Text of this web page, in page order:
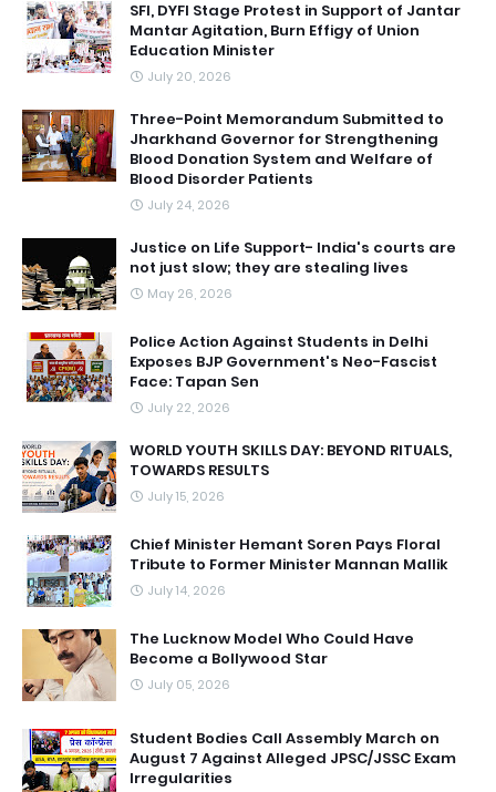
SFI, DYFI Stage Protest in Support of Jantar
Mantar Agitation, Burn Effigy of Union
Education Minister
July 20, 2026
Three-Point Memorandum Submitted to
Jharkhand Governor for Strengthening
Blood Donation System and Welfare of
Blood Disorder Patients
July 24, 2026
Justice on Life Support- India's courts are
not just slow; they are stealing lives
May 26, 2026
Police Action Against Students in Delhi
Exposes BJP Government's Neo-Fascist
Face: Tapan Sen
July 22, 2026
WORLD YOUTH SKILLS DAY: BEYOND RITUALS,
TOWARDS RESULTS
July 15, 2026
Chief Minister Hemant Soren Pays Floral
Tribute to Former Minister Mannan Mallik
July 14, 2026
The Lucknow Model Who Could Have
Become a Bollywood Star
July 05, 2026
Student Bodies Call Assembly March on
August 7 Against Alleged JPSC/JSSC Exam
Irregularities